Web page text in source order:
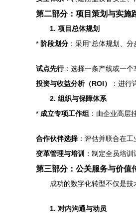
第二部分：项目策划与实施
1. 项目总体规划
* 阶段划分 ：采用“总体规划、
试点先行：选择一条产线或一个
投资与收益分析（ROI）
：进
2. 组织与保障体系
* 成立专项工作组 ：由企业高层
合作伙伴选择 ：评估并联合在
变革管理与培训
：制定全员培
第三部分：公关服务与价值
成功的数字化转型不仅是
1. 对内沟通与动员